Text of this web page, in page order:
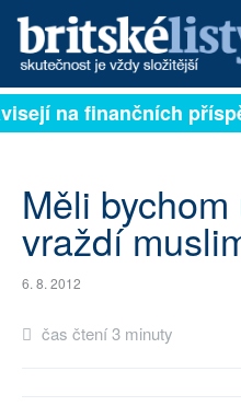
PŘIHLÁSIT
ARCHIV
na finančních
Měli
vraždí
6. 8. 2012
čas čtení 3 minuty